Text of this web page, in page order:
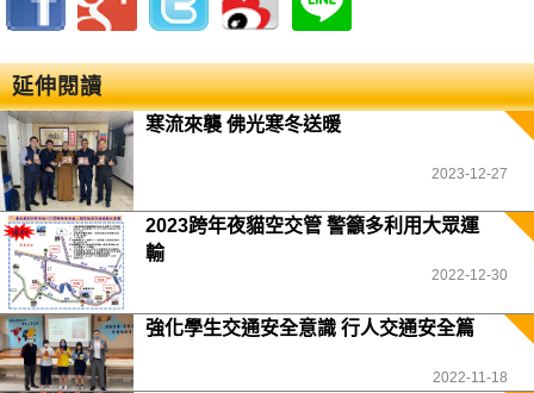
延伸閱讀
寒流來襲 佛光寒冬送暖
2023-12-27
2023跨年夜貓空交管 警籲多利用大眾運
輸
2022-12-30
強化學生交通安全意識 行人交通安全篇
2022-11-18